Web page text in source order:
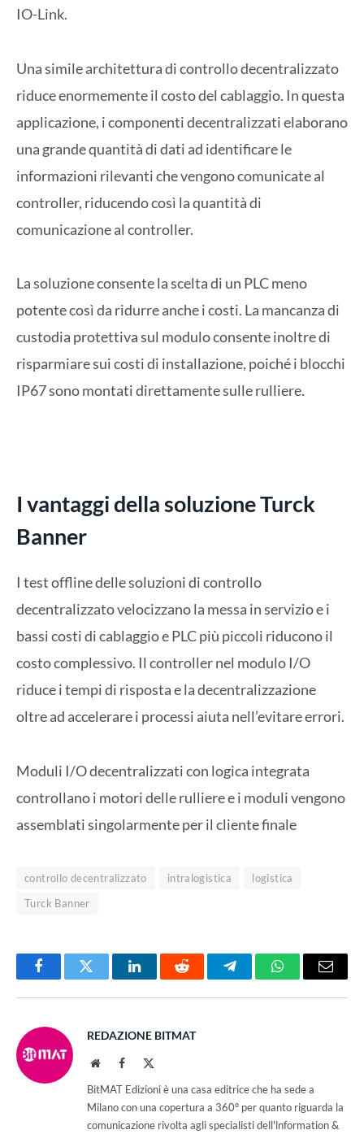
IO-Link.
Una simile architettura di controllo decentralizzato
riduce enormemente il costo del cablaggio. In questa
applicazione, i componenti decentralizzati elaborano
una grande quantità di dati ad identificare le
informazioni rilevanti che vengono comunicate al
controller, riducendo così la quantità di
comunicazione al controller.
La soluzione consente la scelta di un PLC meno
potente così da ridurre anche i costi. La mancanza di
custodia protettiva sul modulo consente inoltre di
risparmiare sui costi di installazione, poiché i blocchi
IP67 sono montati direttamente sulle rulliere.
I vantaggi della soluzione Turck
Banner
I test offline delle soluzioni di controllo
decentralizzato velocizzano la messa in servizio e i
bassi costi di cablaggio e PLC più piccoli riducono il
costo complessivo. Il controller nel modulo I/O
riduce i tempi di risposta e la decentralizzazione
oltre ad accelerare i processi aiuta nell’evitare errori.
Moduli I/O decentralizzati con logica integrata
controllano i motori delle rulliere e i moduli vengono
assemblati singolarmente per il cliente finale
controllo decentralizzato intralogistica
logistica
Turck Banner
FacebookTwitter LinkedInReddit TelegramWhatsAppEmail
REDAZIONE BITMAT
WebsiteFacebook
BitMAT Edizioni è una casa editrice che ha sede a
Milano con una copertura a 360° per quanto riguarda la
comunicazione rivolta agli specialisti dell'lnformation &